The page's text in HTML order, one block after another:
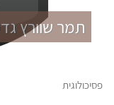
תמר שוורץ
פסיכולוגית